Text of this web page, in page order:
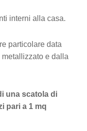
interni alla casa.
particolare data
e dalla
una scatola di
pari a 1 mq